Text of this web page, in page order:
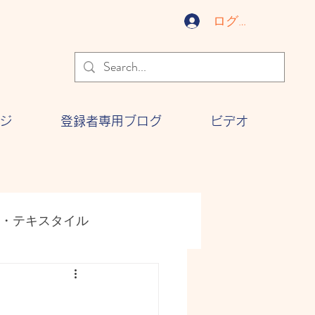
ログイン
登録者専用ブログ ビデオ
テキスタイル